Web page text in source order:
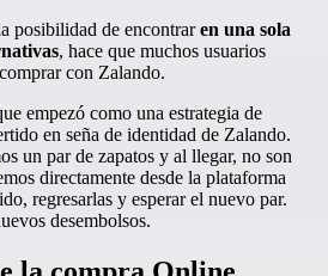
posibilidad de encontraren una sola
, hace que muchos usuarios
con Zalando.
empezó como una estrategia de
en seña de identidad de Zalando.
un par de zapatos y al llegar, no son
directamente desde la plataforma
regresarlas y esperar el nuevo par.
desembolsos.